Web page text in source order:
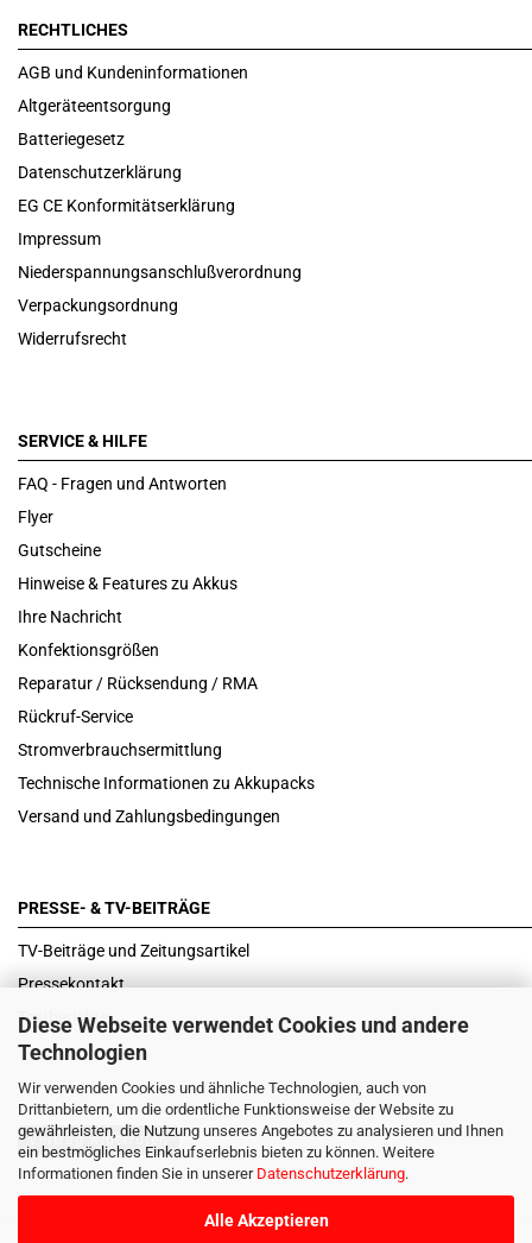
Diese Webseite verwendet Cookies und andere
Technologien
Wir verwenden Cookies und ähnliche Technologien, auch von
Drittanbietern, um die ordentliche Funktionsweise der Website zu
gewährleisten, die Nutzung unseres Angebotes zu analysieren und Ihnen
ein bestmögliches Einkaufserlebnis bieten zu können. Weitere
Informationen finden Sie in unserer Datenschutzerklärung.
Alle Akzeptieren
RECHTLICHES
AGB und Kundeninformationen
Altgeräteentsorgung
Batteriegesetz
Datenschutzerklärung
EG CE Konformitätserklärung
Impressum
Niederspannungsanschlußverordnung
Verpackungsordnung
Widerrufsrecht
SERVICE & HILFE
FAQ - Fragen und Antworten
Flyer
Gutscheine
Hinweise & Features zu Akkus
Ihre Nachricht
Konfektionsgrößen
Reparatur / Rücksendung / RMA
Rückruf-Service
Stromverbrauchsermittlung
Technische Informationen zu Akkupacks
Versand und Zahlungsbedingungen
PRESSE- & TV-BEITRÄGE
TV-Beiträge und Zeitungsartikel
Pressekontakt
Testberichte
Vertrag widerrufen